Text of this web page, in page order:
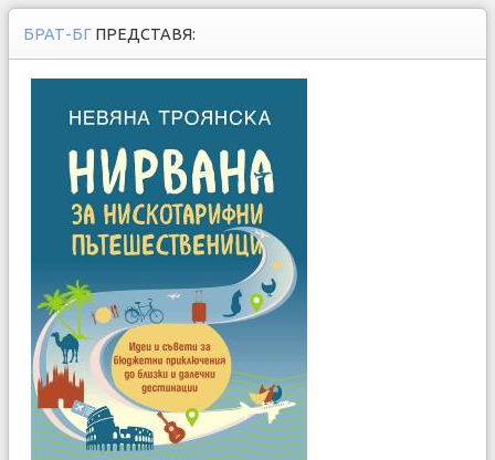
БРАТ-БГ ПРЕДСТАВЯ: